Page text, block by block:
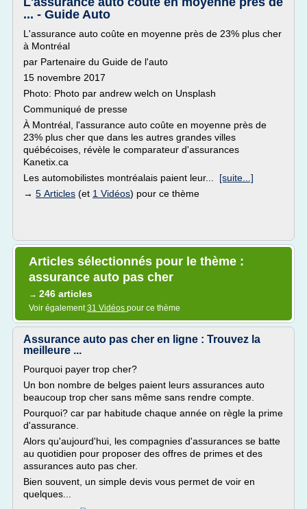
... - Guide Auto
L'assurance auto coûte en moyenne près de 23% plus cher
à Montréal
par Partenaire du Guide de l'auto
15 novembre 2017
Photo: Photo par andrew welch on Unsplash
Communiqué de presse
À Montréal, l'assurance auto coûte en moyenne près de
23% plus cher que dans les autres grandes villes
québécoises, révèle le comparateur d'assurances
Kanetix.ca
Les automobilistes montréalais paient leur... [suite...]
→ 5 Articles (et 1 Vidéos) pour ce thème
Articles sélectionnés pour le thème :
assurance auto pas cher
→ 246 articles
Voir également31 Vidéos pour ce thème
Assurance auto pas cher en ligne : Trouvez la
meilleure ...
Pourquoi payer trop cher?
Un bon nombre de belges paient leurs assurances auto
beaucoup trop cher sans même sans rendre compte.
Pourquoi? car par habitude chaque année on règle la prime
d'assurance.
Alors qu'aujourd'hui, les compagnies d'assurances se batte
au quotidien pour proposer des offres de primes et des
assurances auto pas cher.
Bien souvent, un simple devis vous permet de voir en
quelques...